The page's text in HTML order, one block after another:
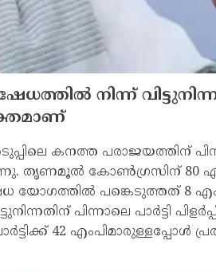
നിന്ന്
കനത്ത പരാജയത്തിന്
തൃണമൂല്‍ കോണ്‍ഗ്രസിന് 80
യോഗത്തില്‍ പങ്കെടുത്തത് 8 എം
പിന്നാലെ പാര്‍ട്ടി
42 എംപിമാരുള്ളപ്പോള്‍